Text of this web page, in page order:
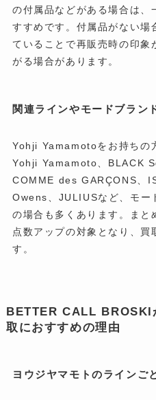
の付属品などがある場合は、
すすめです。付属品がない場
ていることで再販売時の印象
がる場合があります。
関連ラインやモードブラン
Yohji Yamamotoをお持ちの
Yohji Yamamoto、BLACK
COMME des GARÇONS、
Owens、JULIUSなど、モー
の場合も多くあります。まと
点数アップの対象となり、買
す。
BETTER CALL
取におすすめの理由
ヨウジヤマモトのラインご